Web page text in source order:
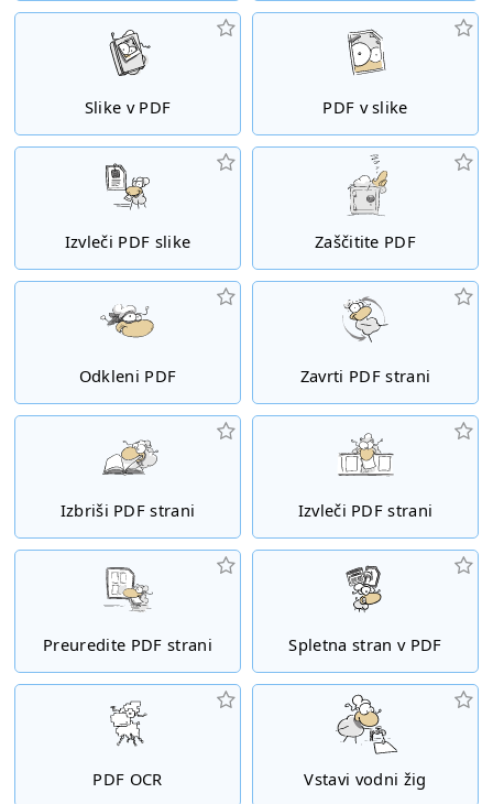
Slike v PDF PDF v slike
Izvleči PDF slike Zaščitite PDF
Odkleni PDF Zavrti PDF strani
Izbriši PDF strani Izvleči PDF strani
Preuredite PDF strani Spletna stran v PDF
PDF OCR Vstavi vodni žig